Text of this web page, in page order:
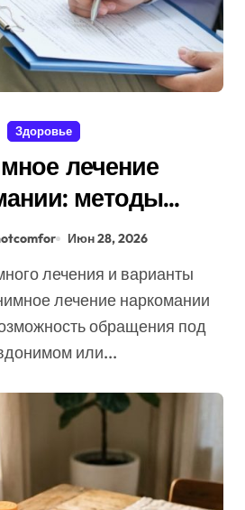
Здоровье
лечение
методы
реабилитации,
Июн 28, 2026
лечение наркомании
обращения под
или...